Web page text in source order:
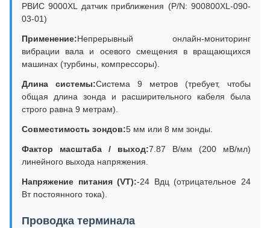
РВИС 9000XL датчик приближения (P/N: 900800XL-090-
03-01)
Применение:Непрерывный онлайн-мониторинг
вибрации вала и осевого смещения в вращающихся
машинах (турбины, компрессоры).
Длина системы:Система 9 метров (требует, чтобы
общая длина зонда и расширительного кабеля была
строго равна 9 метрам).
Совместимость зондов:5 мм или 8 мм зонды.
Фактор масштаба / выход:7.87 В/мм (200 мВ/мл)
линейного выхода напряжения.
Напряжение питания (VT):-24 Вдц (отрицательное 24
Вт постоянного тока).
Проводка терминала